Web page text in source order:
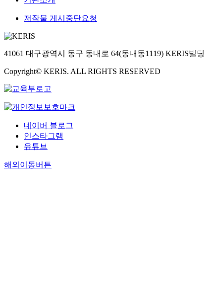
저작물 게시중단요청
41061 대구광역시 동구 동내로 64(동내동1119) KERIS빌딩
Copyright© KERIS. ALL RIGHTS RESERVED
네이버 블로그
인스타그램
유튜브
해외이동버튼